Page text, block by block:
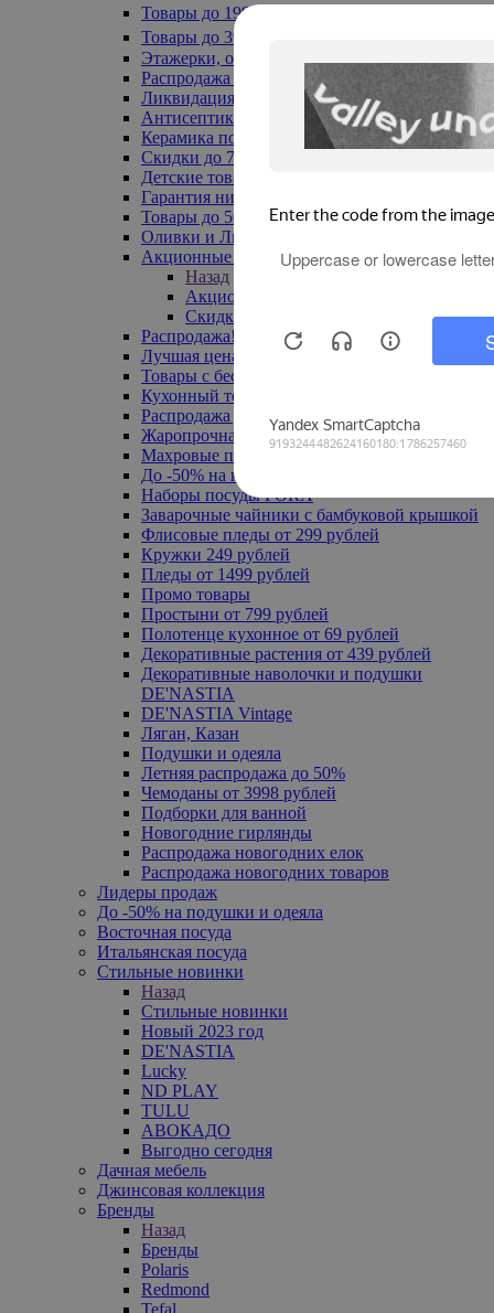
Товары до 199₽
Товары до 399₽
Этажерки, обувницы
Распродажа текстиля до -50%
Ликвидация до -70%
Антисептики
Керамика по 129 руб
Скидки до 70%
Детские товары
Гарантия низкой цены
Товары до 500 руб
Оливки и Лимоны
Акционные товары
Назад
Акционные товары
Скидка 20% по промокоду
Распродажа! Ульяновск до -70%
Лучшая цена
Товары с бесплатной доставкой
Кухонный текстиль
Распродажа до -50%
Жаропрочная посуда
Махровые полотенца
До -50% на ковры
Наборы посуды FORA
Заварочные чайники с бамбуковой крышкой
Флисовые пледы от 299 рублей
Кружки 249 рублей
Пледы от 1499 рублей
Промо товары
Простыни от 799 рублей
Полотенце кухонное от 69 рублей
Декоративные растения от 439 рублей
Декоративные наволочки и подушки
DE'NASTIA
DE'NASTIA Vintage
Ляган, Казан
Подушки и одеяла
Летняя распродажа до 50%
Чемоданы от 3998 рублей
Подборки для ванной
Новогодние гирлянды
Распродажа новогодних елок
Распродажа новогодних товаров
Лидеры продаж
До -50% на подушки и одеяла
Восточная посуда
Итальянская посуда
Стильные новинки
Назад
Стильные новинки
Новый 2023 год
DE'NASTIA
Lucky
ND PLAY
TULU
АВОКАДО
Выгодно сегодня
Дачная мебель
Джинсовая коллекция
Бренды
Назад
Бренды
Polaris
Redmond
Tefal